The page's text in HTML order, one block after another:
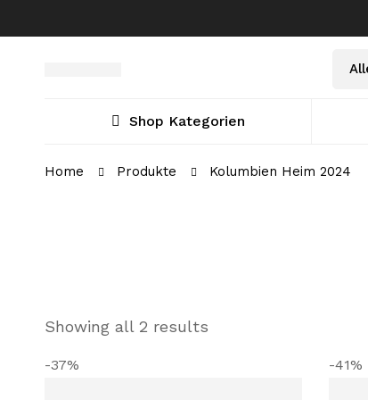
Select
Suche
Shop Kategorien
Home Produkte Kolumbien Heim 2024
Showing all 2 results
-37% -41%